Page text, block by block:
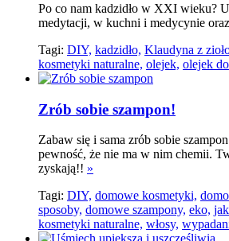
Po co nam kadzidło w XXI wieku?
medytacji, w kuchni i medycynie
Tagi: DIY, kadzidło, Klaudyna z
kosmetyki naturalne, olejek, olejek
Zrób sobie szampon!
Zabaw się i sama zrób sobie
pewność, że nie ma w nim chemii.
zyskają!! »
Tagi: DIY, domowe kosmetyki,
sposoby, domowe szampony, eko,
kosmetyki naturalne, włosy,